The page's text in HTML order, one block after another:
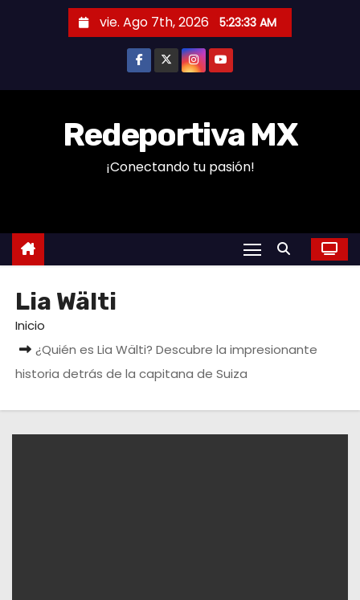
n
vie. Ago 7th, 2026 5:23:33 AM
Redeportiva MX
¡Conectando tu pasión!
Lia Wälti
Inicio
¿Quién es Lia Wälti? Descubre la impresionante
historia detrás de la capitana de Suiza